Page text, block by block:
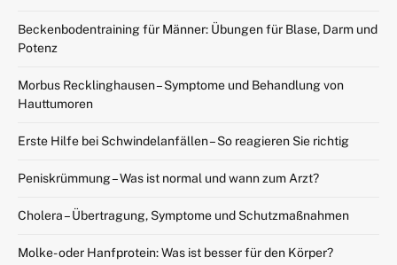
Beckenbodentraining für Männer: Übungen für Blase, Darm und
Potenz
Morbus Recklinghausen – Symptome und Behandlung von
Hauttumoren
Erste Hilfe bei Schwindelanfällen – So reagieren Sie richtig
Peniskrümmung – Was ist normal und wann zum Arzt?
Cholera – Übertragung, Symptome und Schutzmaßnahmen
Molke- oder Hanfprotein: Was ist besser für den Körper?